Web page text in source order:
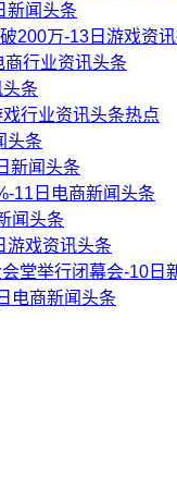
新闻头条
200万-13日游戏资
行业资讯头条
条
行业资讯头条热点
头条
新闻头条
11日电商新闻头条
闻头条
游戏资讯头条
堂举行闭幕会-10日
电商新闻头条